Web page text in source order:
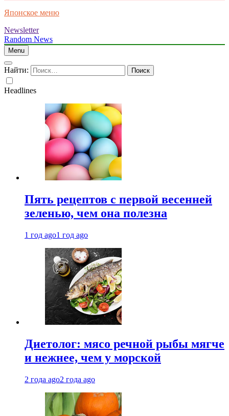
Японское меню
Newsletter
Random News
Menu
Найти:
Headlines
Пять рецептов с первой весенней
зеленью, чем она полезна
1 год ago1 год ago
Диетолог: мясо речной рыбы мягче
и нежнее, чем у морской
2 года ago2 года ago